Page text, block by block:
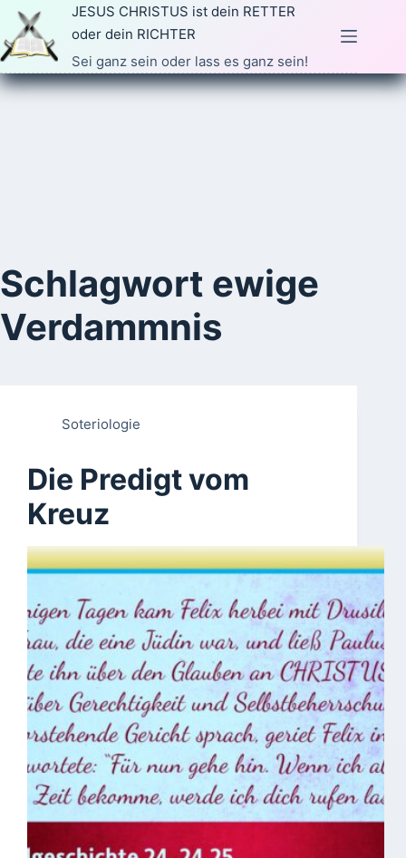
Zum
Inhalt
springen
JESUS CHRISTUS ist dein RETTER
oder dein RICHTER
Sei ganz sein oder lass es ganz sein!
Schlagwort ewige
Verdammnis
Soteriologie
Die Predigt vom
Kreuz